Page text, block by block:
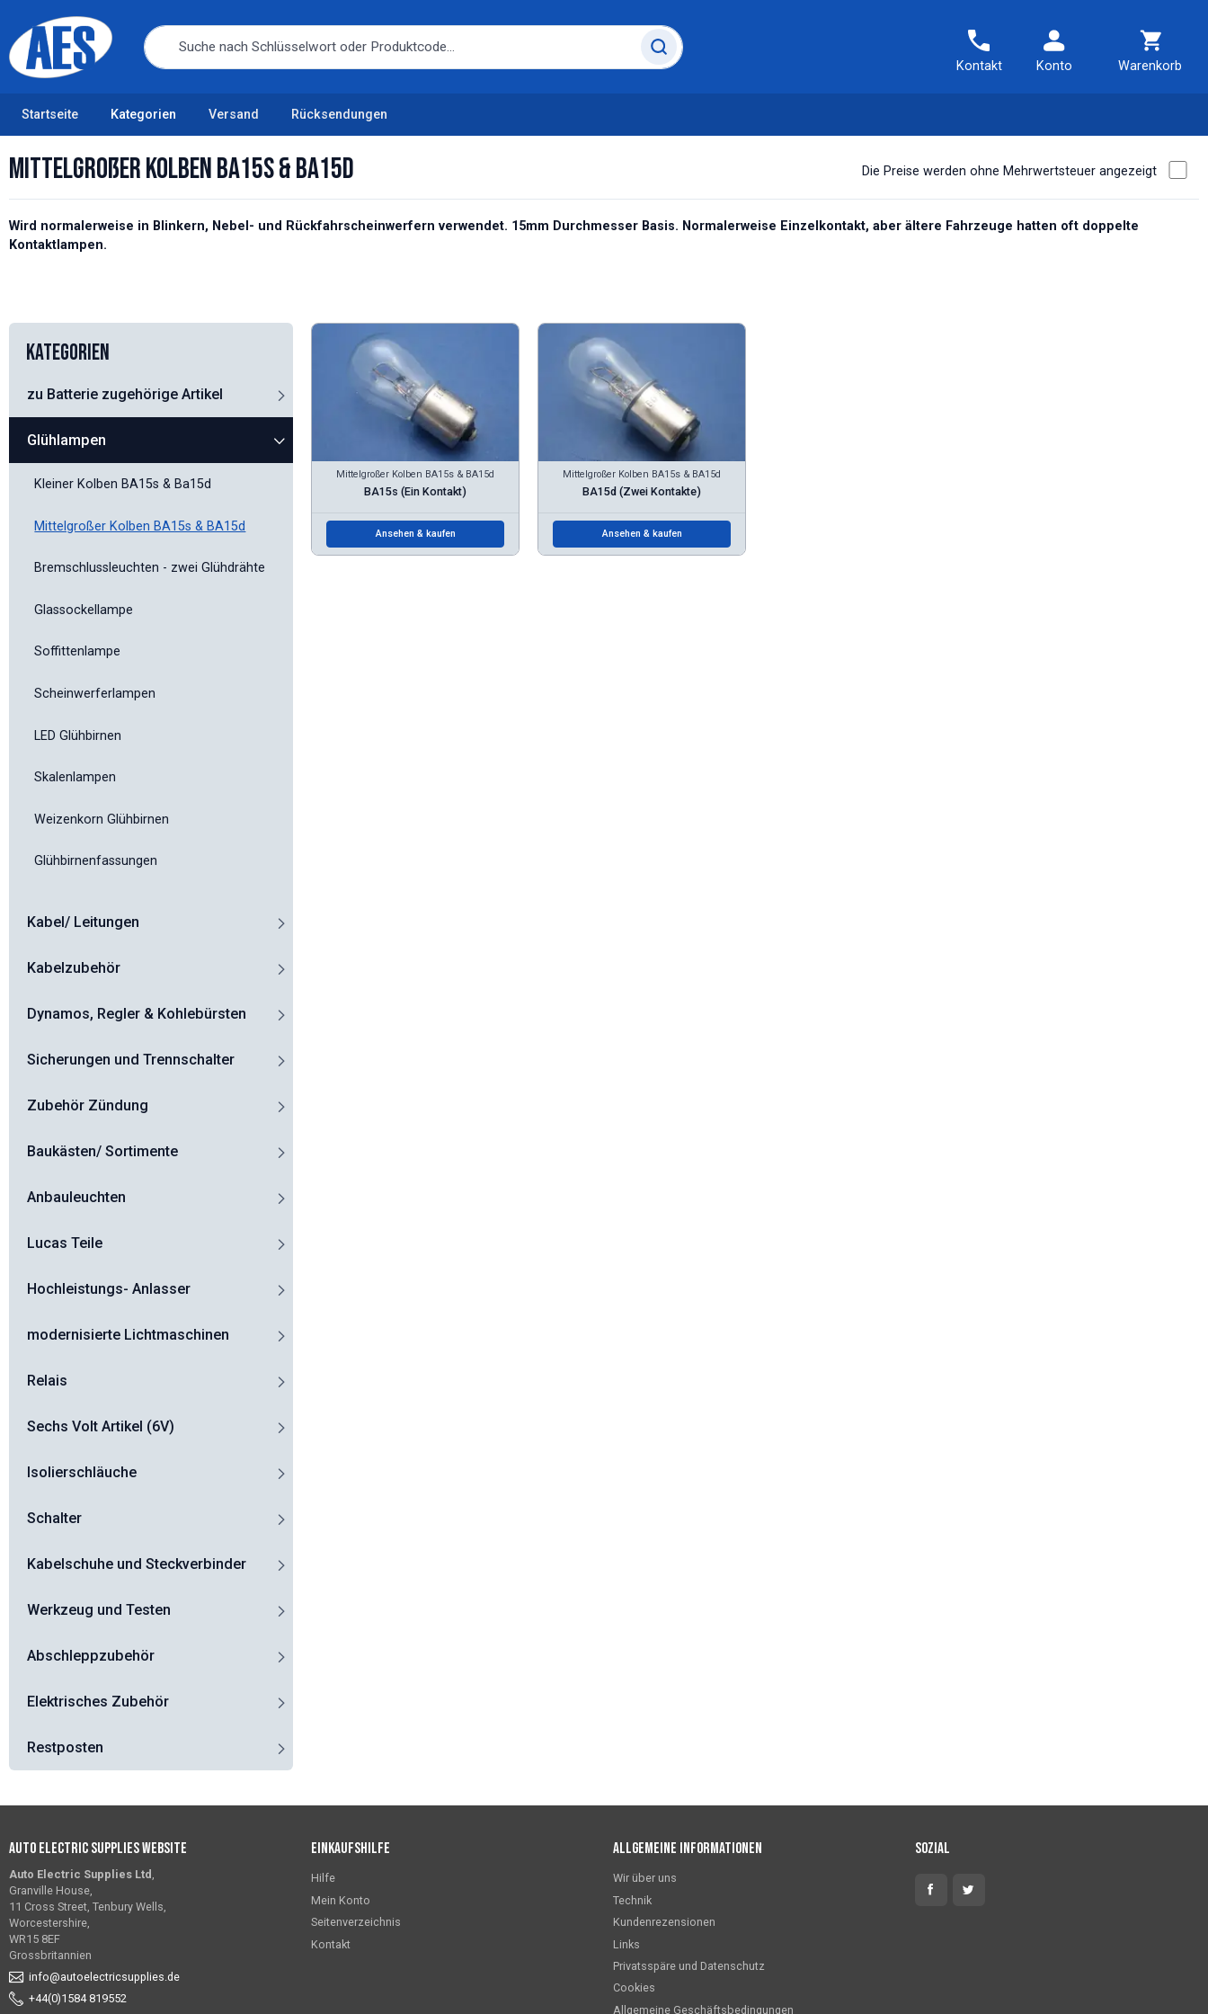
Kontakt Konto Warenkorb
Startseite Kategorien Versand Rücksendungen
Mittelgroßer Kolben BA15s & BA15d Die Preise werden ohne Mehrwertsteuer angezeigt
Wird normalerweise in Blinkern, Nebel- und Rückfahrscheinwerfern verwendet. 15mm Durchmesser Basis. Normalerweise Einzelkontakt, aber ältere Fahrzeuge hatten oft doppelte
Kontaktlampen.
Kategorien
zu Batterie zugehörige Artikel
Glühlampen
Kleiner Kolben BA15s & Ba15d
Mittelgroßer Kolben BA15s & BA15d
Bremschlussleuchten - zwei Glühdrähte
Glassockellampe
Soffittenlampe
Scheinwerferlampen
LED Glühbirnen
Skalenlampen
Weizenkorn Glühbirnen
Glühbirnenfassungen
Kabel/ Leitungen
Kabelzubehör
Dynamos, Regler & Kohlebürsten
Sicherungen und Trennschalter
Zubehör Zündung
Baukästen/ Sortimente
Anbauleuchten
Lucas Teile
Hochleistungs- Anlasser
modernisierte Lichtmaschinen
Relais
Sechs Volt Artikel (6V)
Isolierschläuche
Schalter
Kabelschuhe und Steckverbinder
Werkzeug und Testen
Abschleppzubehör
Elektrisches Zubehör
Restposten
Mittelgroßer Kolben BA15s & BA15d
BA15s (Ein Kontakt)
Ansehen & kaufen
Mittelgroßer Kolben BA15s & BA15d
BA15d (Zwei Kontakte)
Ansehen & kaufen
Auto Electric Supplies Website
Auto Electric Supplies Ltd
Granville House,
11 Cross Street, Tenbury Wells,
Worcestershire,
WR15 8EF
Grossbritannien
info@autoelectricsupplies.de
+44(0)1584 819552
Einkaufshilfe
Hilfe
Mein Konto
Seitenverzeichnis
Kontakt
Allgemeine Informationen
Wir über uns
Technik
Kundenrezensionen
Links
Privatsspäre und Datenschutz
Cookies
Allgemeine Geschäftsbedingungen
Sozial